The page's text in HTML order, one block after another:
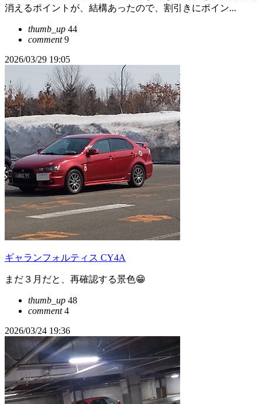
消えるポイントが、結構あったので、割引きにポイン...
thumb_up 44
comment9
2026/03/29 19:05
ギャランフォルティス CY4A
まだ３月だと、再確認する景色😁
thumb_up 48
comment4
2026/03/24 19:36